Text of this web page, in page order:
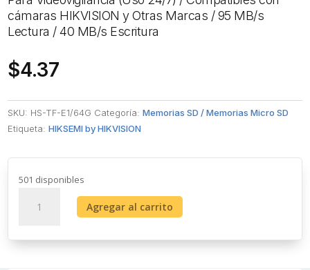
cámaras HIKVISION y Otras Marcas / 95 MB/s
Lectura / 40 MB/s Escritura
$4.37
SKU: HS-TF-E1/64G Categoría:Memorias SD / Memorias Micro SD
Etiqueta:HIKSEMI by HIKVISION
501 disponibles
microSD
Clase
Agregar al carrito